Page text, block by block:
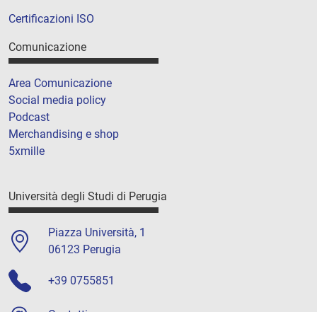
Certificazioni ISO
Comunicazione
Area Comunicazione
Social media policy
Podcast
Merchandising e shop
5xmille
Università degli Studi di Perugia
Piazza Università, 1
06123 Perugia
+39 0755851